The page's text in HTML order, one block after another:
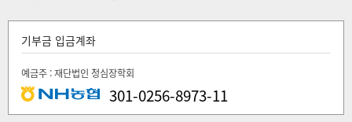
기부금 입금계좌
예금주 : 재단법인 청심장학회
301-0256-8973-11